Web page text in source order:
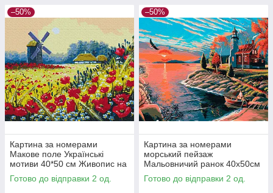
–50%
Картина за номерами
Макове поле Українські
мотиви 40*50 см Живопис на
полотні Сільський краєвид
BrushMe BS53148
Готово до відправки 2 од.
–50%
Картина за номерами
морський пейзаж
Мальовничий ранок 40х50см
Картини за номерами
морська тематика Brushme
Готово до відправки 2 од.